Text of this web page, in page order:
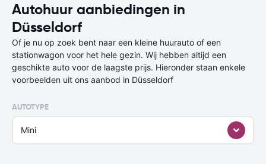
Autohuur aanbiedingen in
Düsseldorf
Of je nu op zoek bent naar een kleine huurauto of een
stationwagon voor het hele gezin. Wij hebben altijd een
geschikte auto voor de laagste prijs. Hieronder staan enkele
voorbeelden uit ons aanbod in Düsseldorf
AUTOTYPE
Mini